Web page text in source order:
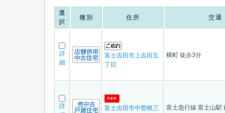
選
択
種別 住所 交通
詳
細
富士吉田市上吉田五
丁目
横町 徒歩3分
詳
富士吉田市中曽根三
富士急行線 富士山駅